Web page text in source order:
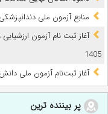
ﻣﻨﺎﺑﻊ آزﻣﻮن ﻣﻠﯽ دندانپزشکی سال 1405 (دوره
آغاز ثبت نام آزمون‌
1405
آغاز ثبت‌نام آزمون ملی
پر بیننده ترین